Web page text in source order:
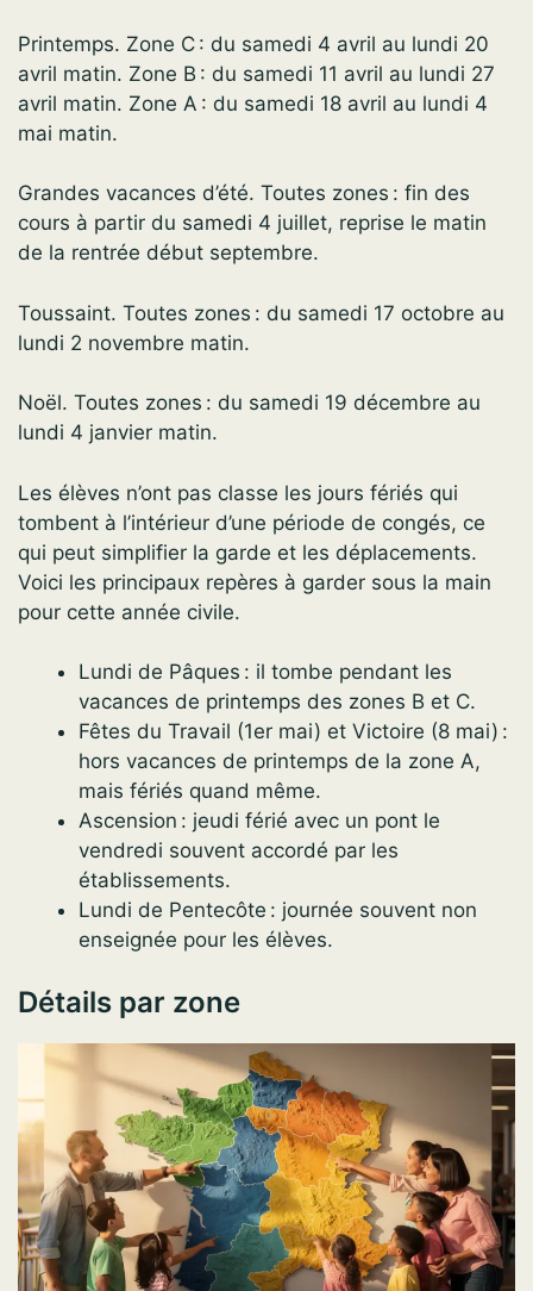
Printemps. Zone C : du samedi 4 avril au lundi 20
avril matin. Zone B : du samedi 11 avril au lundi 27
avril matin. Zone A : du samedi 18 avril au lundi 4
mai matin.
Grandes vacances d’été. Toutes zones : fin des
cours à partir du samedi 4 juillet, reprise le matin
de la rentrée début septembre.
Toussaint. Toutes zones : du samedi 17 octobre au
lundi 2 novembre matin.
Noël. Toutes zones : du samedi 19 décembre au
lundi 4 janvier matin.
Les élèves n’ont pas classe les jours fériés qui
tombent à l’intérieur d’une période de congés, ce
qui peut simplifier la garde et les déplacements.
Voici les principaux repères à garder sous la main
pour cette année civile.
Lundi de Pâques : il tombe pendant les
vacances de printemps des zones B et C.
Fêtes du Travail (1er mai) et Victoire (8 mai) :
hors vacances de printemps de la zone A,
mais fériés quand même.
Ascension : jeudi férié avec un pont le
vendredi souvent accordé par les
établissements.
Lundi de Pentecôte : journée souvent non
enseignée pour les élèves.
Détails par zone